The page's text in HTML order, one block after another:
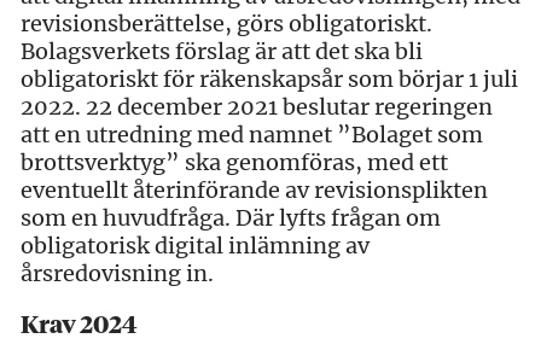
revisionsberättelse, görs obligatoriskt.
Bolagsverkets förslag är att det ska bli
obligatoriskt för räkenskapsår som börjar 1 juli
2022. 22 december 2021 beslutar regeringen
att en utredning med namnet ”Bolaget som
brottsverktyg” ska genomföras, med ett
eventuellt återinförande av revisionsplikten
som en huvudfråga. Där lyfts frågan om
obligatorisk digital inlämning av
årsredovisning in.
Krav 2024